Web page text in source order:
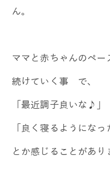
ん。
ママと赤ちゃんのペー
続けていく事 で、
「最近調子良いな♪」
「良く寝るようになっ
とか感じることがあり